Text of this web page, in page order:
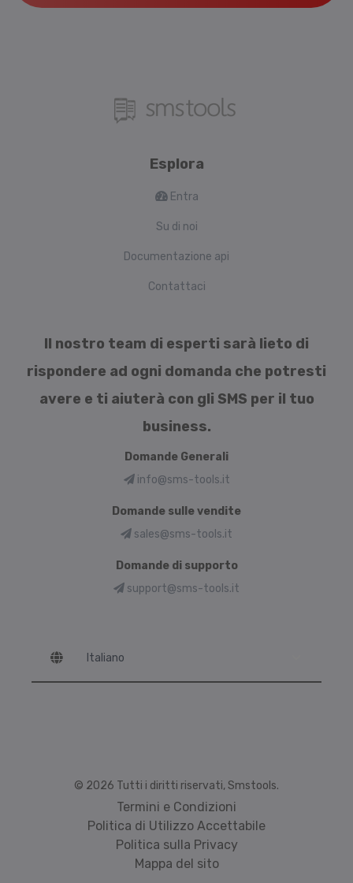
Esplora
Entra
Su di noi
Documentazione api
Contattaci
Il nostro team di esperti sarà lieto di
rispondere ad ogni domanda che potresti
avere e ti aiuterà con gli SMS per il tuo
business.
Domande Generali
info@sms-tools.it
Domande sulle vendite
sales@sms-tools.it
Domande di supporto
support@sms-tools.it
© 2026 Tutti i diritti riservati, Smstools.
Termini e Condizioni
Politica di Utilizzo Accettabile
Politica sulla Privacy
Mappa del sito